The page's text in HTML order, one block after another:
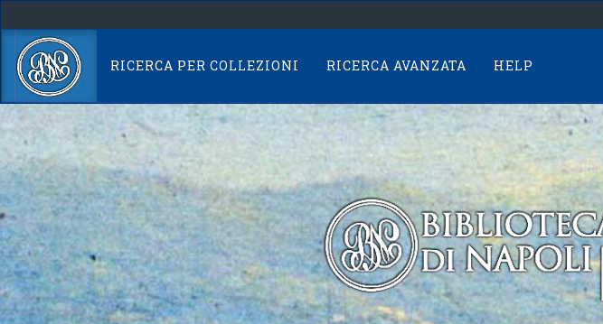
navigation
RICERCA PER COLLEZIONI RICERCA AVANZATA HELP